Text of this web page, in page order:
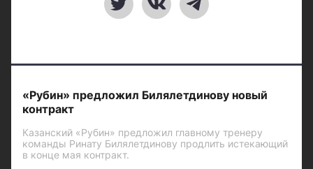
«Рубин» предложил Билялетдинову новый
контракт
Казанский «Рубин» предложил главному тренеру
команды Ринату Билялетдинову продлить истекающий
в конце мая контракт.